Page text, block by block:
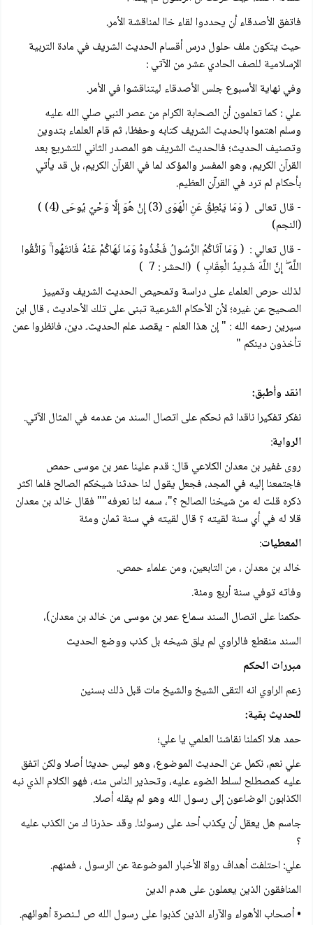
فاتفق الأصدقاء أن يحددوا لقاء خاا لمناقشة الأمر.
حيث يتكون ملف حلول درس أقسام الحديث الشريف في مادة التربية
الإسلامية للصف الحادي عشر من الآتي :
وفي نهاية الأسبوع جلس الأصدقاء ليتناقشوا في الأمر.
علي : كما تعلمون أن الصحابة الكرام من عصر النبي صلي الله عليه
وسلم اهتموا بالحديث الشريف كتابه وحفظا، ثم قام العلماء بتدوین
وتصنيف الحديث؛ فالحديث الشريف هو المصدر الثاني للتشريع بعد
القرآن الكريم، وهو المفسر والمؤكد لما في القرآن الكريم، بل قد يأتي
بأحكام لم ترد في القرآن العظيم.
- قال تعالى ( وَمَا يَنْطِقُ عَنِ الْهَوَى (3) إِنْ هُوَ إِلَّا وَحْيٌ يُوحَى (4) )
(النجم)
- قال تعالي : ( وَمَا آتَاكُمُ الرَّسُولُ فَخُذُوهُ وَمَا نَهَاكُمْ عَنْهُ فَانتَهُوا ۚ وَاتَّقُوا
اللَّهَ ۖ إِنَّ اللَّهَ شَدِيدُ الْعِقَابِ ) (الحشر : 7 )
لذلك حرص العلماء على دراسة وتمحیص الحديث الشريف وتمییز
الصحيح عن غيره؛ لأن الأحكام الشرعية تبنى على تلك الأحاديث ، قال ابن
سیرین رحمه الله : " إن هذا العلم - يقصد علم الحدیث۔ دین، فانظروا عمن
تأخذون دينكم "
انقد وأطبق:
نفكر تفكيرا ناقدا ثم نحكم على اتصال السند من عدمه في المثال الآتي.
الرواية:
روى غفير بن معدان الكلاعي قال: قدم علينا عمر بن موسى حمص
فاجتمعنا إليه في المجد، فجعل يقول لنا حدثنا شيخكم الصالح فلما اكثر
ذكره قلت له من شيخنا الصالح ؟"، سمه لنا نعرفه"" فقال خالد بن معدان
قلا له في أي سنة لقيته ؟ قال لقيته في سنة ثمان ومئة
المعطيات:
خالد بن معدان ، من التابعين، ومن علماء حمص.
وفاته توفي سنة أربع ومئة.
حكمنا على اتصال السند سماع عمر بن موسى من خالد بن معدان)،
السند منقطع فالراوي لم يلق شيخه بل كذب ووضع الحديث
مبررات الحكم
زعم الراوي انه التقى الشيخ والشيخ مات قبل ذلك بسنين
للحديث بقية:
حمد هلا اكملنا نقاشنا العلمي يا علي؛
علي نعم، نكمل عن الحديث الموضوع، وهو ليس حديثا أصلا ولكن اتفق
عليه كمصطلح لسلط الضوء عليه، وتحذير الناس منه، فهو الكلام الذي نبه
الكذابون الوضاعون إلى رسول الله وهو لم يقله أصلا.
جاسم هل يعقل أن يكذب أحد على رسولنا. وقد حذرنا ك من الكذب عليه
؟
علي: احتلفت أهداف رواة الأخبار الموضوعة عن الرسول ، فمنهم.
المنافقون الذين يعملون على هدم الدين
• أصحاب الأهواء والآراء الذين كذبوا على رسول الله ص لـنصرة أهوائهم.